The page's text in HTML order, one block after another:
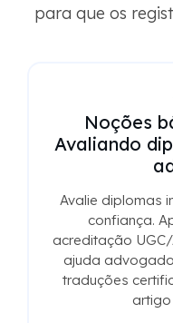
para que os
Noções
Avaliando
Avalie diplomas
confiança.
acreditação
ajuda
traduções